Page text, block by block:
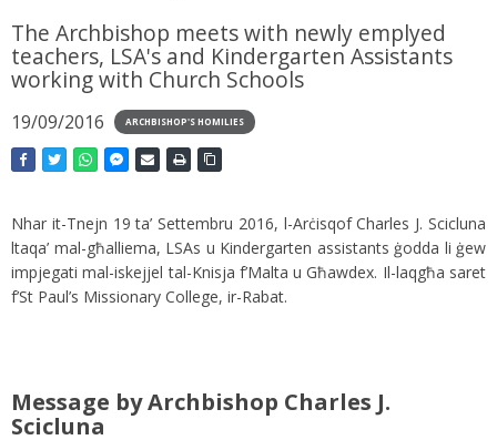
The Archbishop meets with newly emplyed
teachers, LSA's and Kindergarten Assistants
working with Church Schools
19/09/2016 ARCHBISHOP'S HOMILIES
Nhar it-Tnejn 19 ta’ Settembru 2016, l-Arċisqof Charles J. Scicluna
ltaqa’ mal-għalliema, LSAs u Kindergarten assistants ġodda li ġew
impjegati mal-iskejjel tal-Knisja f’Malta u Għawdex. Il-laqgħa saret
f’St Paul’s Missionary College, ir-Rabat.
Message by Archbishop Charles J.
Scicluna